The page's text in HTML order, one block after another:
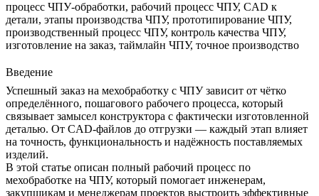
процесс ЧПУ-обработки, рабочий процесс ЧПУ, CAD к
детали, этапы производства ЧПУ, прототипирование ЧПУ,
производственный процесс ЧПУ, контроль качества ЧПУ,
изготовление на заказ, таймлайн ЧПУ, точное производство
Введение
Успешный заказ на мехобработку с ЧПУ зависит от чётко
определённого, пошагового рабочего процесса, который
связывает замысел конструктора с фактически изготовленной
деталью. От CAD-файлов до отгрузки — каждый этап влияет
на точность, функциональность и надёжность поставляемых
изделий.
В этой статье описан полный рабочий процесс по
мехобработке на ЧПУ, который помогает инженерам,
закупщикам и менеджерам проектов выстроить эффективные